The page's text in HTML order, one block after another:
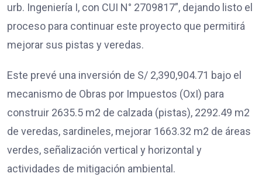
urb. Ingeniería I, con CUI N° 2709817”, dejando listo el
proceso para continuar este proyecto que permitirá
mejorar sus pistas y veredas.
Este prevé una inversión de S/ 2,390,904.71 bajo el
mecanismo de Obras por Impuestos (OxI) para
construir 2635.5 m2 de calzada (pistas), 2292.49 m2
de veredas, sardineles, mejorar 1663.32 m2 de áreas
verdes, señalización vertical y horizontal y
actividades de mitigación ambiental.